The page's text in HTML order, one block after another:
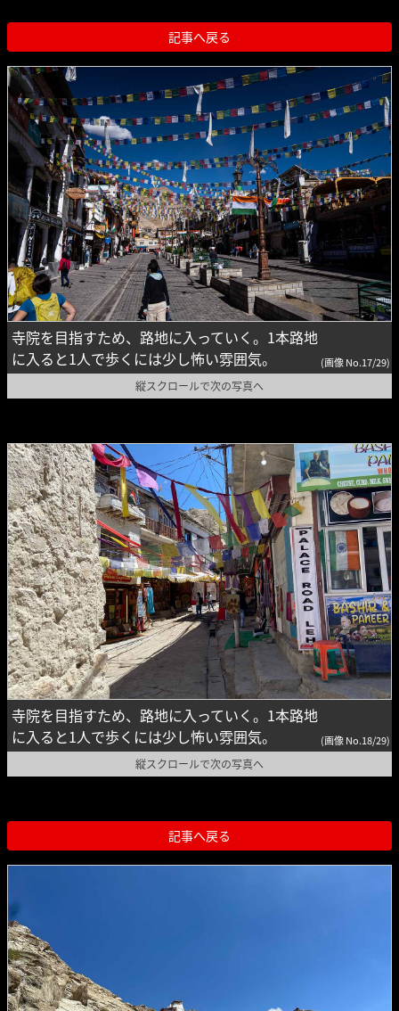
記事へ戻る
寺院を目指すため、路地に入っていく。1本路地
に入ると1人で歩くには少し怖い雰囲気。
(画像 No.17/29)
縦スクロールで次の写真へ
寺院を目指すため、路地に入っていく。1本路地
に入ると1人で歩くには少し怖い雰囲気。
(画像 No.18/29)
縦スクロールで次の写真へ
記事へ戻る